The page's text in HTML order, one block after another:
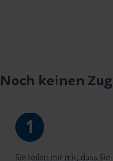
Noch keinen
1
Sie teilen mir mit, dass Sie